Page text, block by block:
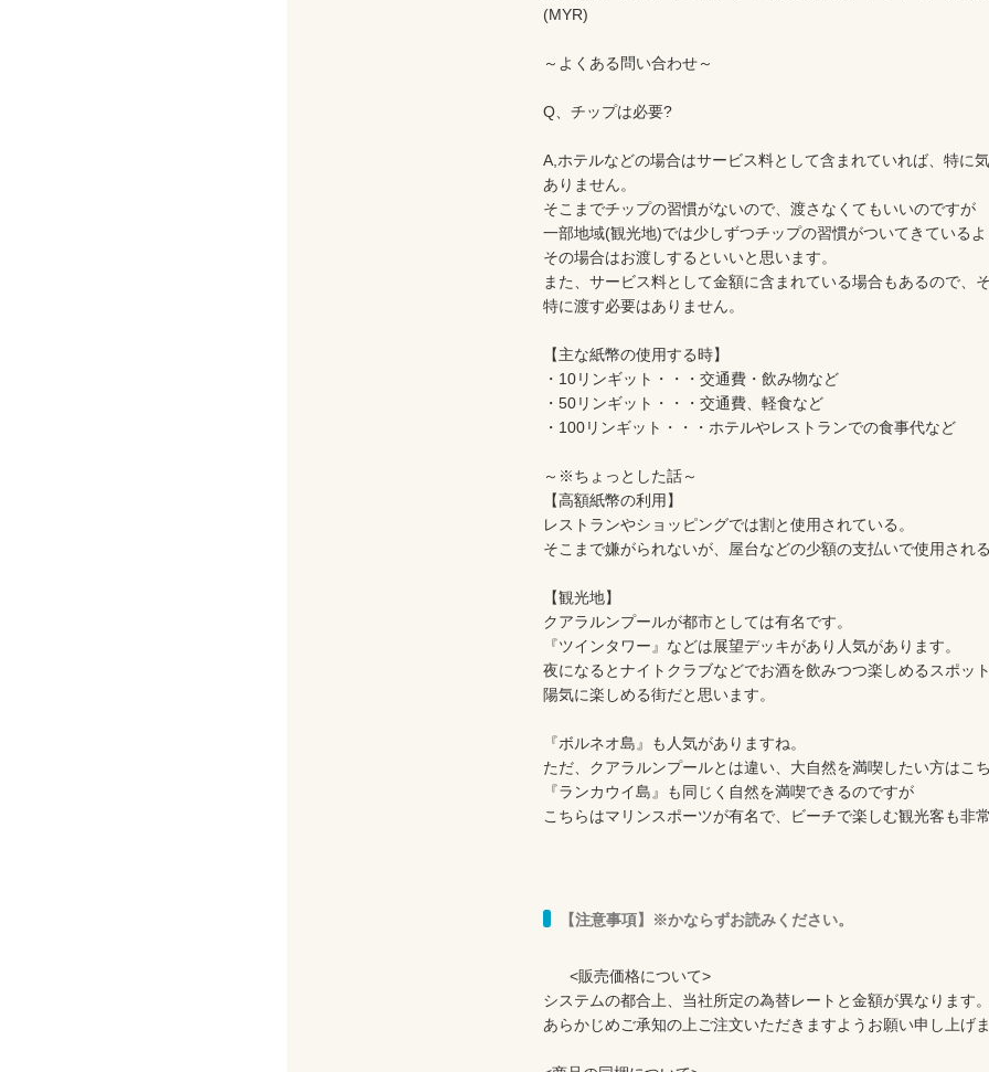
(MYR)
～よくある問い合わせ～
Q、チップは必要?
A,ホテルなどの場合はサービス料として含まれていれば、特に
ありません。
そこまでチップの習慣がないので、渡さなくてもいいのですが
一部地域(観光地)では少しずつチップの習慣がついてきている
その場合はお渡しするといいと思います。
また、サービス料として金額に含まれている場合もあるので、
特に渡す必要はありません。
【主な紙幣の使用する時】
・10リンギット・・・交通費・飲み物など
・50リンギット・・・交通費、軽食など
・100リンギット・・・ホテルやレストランでの食事代など
～※ちょっとした話～
【高額紙幣の利用】
レストランやショッピングでは割と使用されている。
そこまで嫌がられないが、屋台などの少額の支払いで使用され
【観光地】
クアラルンプールが都市としては有名です。
『ツインタワー』などは展望デッキがあり人気があります。
夜になるとナイトクラブなどでお酒を飲みつつ楽しめるスポッ
陽気に楽しめる街だと思います。
『ボルネオ島』も人気がありますね。
ただ、クアラルンプールとは違い、大自然を満喫したい方はこ
『ランカウイ島』も同じく自然を満喫できるのですが
こちらはマリンスポーツが有名で、ビーチで楽しむ観光客も非
【注意事項】※かならずお読みください。
システムの都合上、当社所定の為替レートと金額が異なります
あらかじめご承知の上ご注文いただきますようお願い申し上げ